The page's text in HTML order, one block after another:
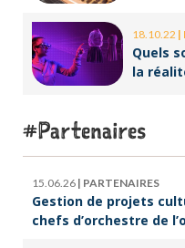
18.10.22 |
Quels
la
Partenaires
15.06.26 | PARTENAIRES
Gestion de projets
chefs d’orchestre de